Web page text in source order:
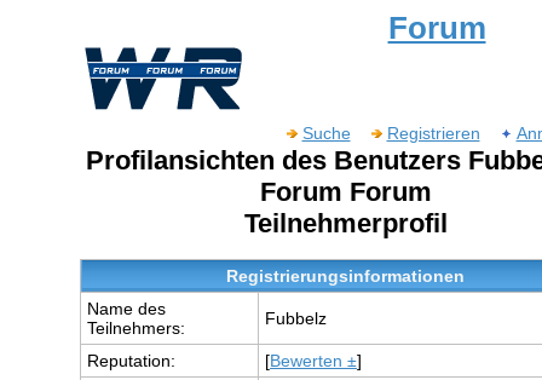
Forum
Suche Registrieren
Profilansichten des Benutzers
Forum Forum
Teilnehmerprofil
Registrierungsinformationen
Name des
Teilnehmers:
Fubbelz
Reputation: [Bewerten ±]